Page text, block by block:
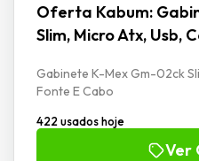
Oferta Kabum:
Slim, Micro Atx, Usb,
Gabinete K-Mex Gm-02ck
Fonte E Cabo
422 usados hoje
Ver